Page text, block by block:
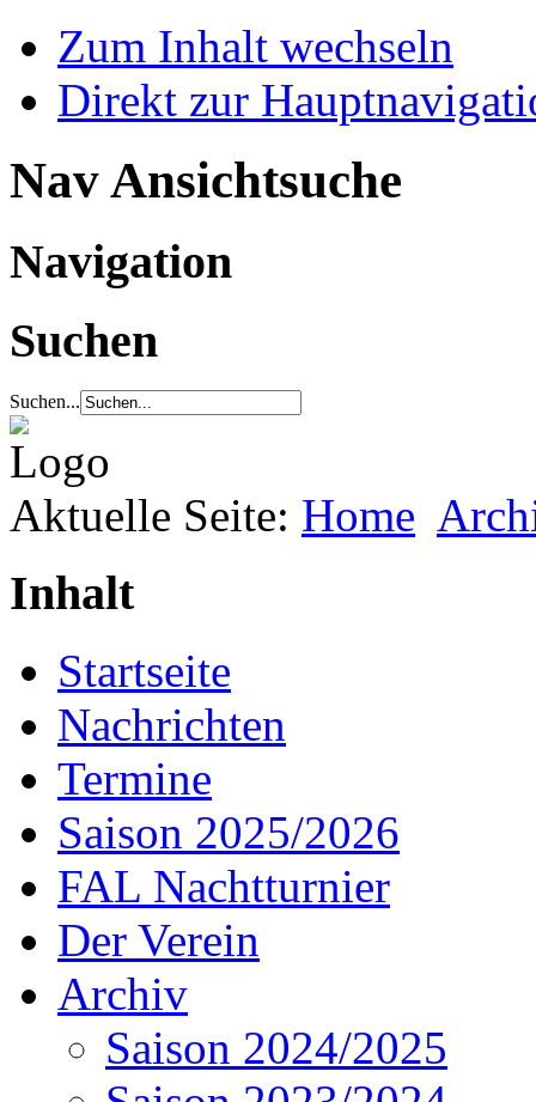
Zum Inhalt wechseln
Direkt zur
Nav Ansichtsuche
Navigation
Suchen
Suchen...
Aktuelle Seite: Home
Inhalt
Startseite
Nachrichten
Termine
Saison 2025/2026
FAL Nachtturnier
Der Verein
Archiv
Saison 2024/2025